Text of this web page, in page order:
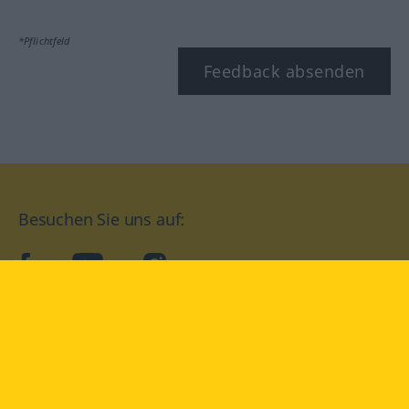
*Pflichtfeld
Feedback absenden
Besuchen Sie uns auf:
facebookYouTube Instagram